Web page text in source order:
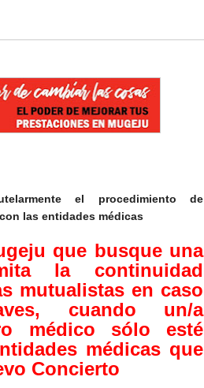
el procedimiento de
las entidades médicas
que busque una
la continuidad
mutualistas en caso
cuando un/a
médico sólo esté
médicas que
Concierto